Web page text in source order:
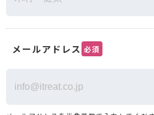
メールアドレス 必須